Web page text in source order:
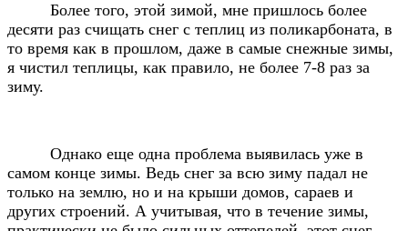
Более того, этой зимой, мне пришлось более
десяти раз счищать снег с теплиц из поликарбоната, в
то время как в прошлом, даже в самые снежные зимы,
я чистил теплицы, как правило, не более 7-8 раз за
зиму.
Однако еще одна проблема выявилась уже в
самом конце зимы. Ведь снег за всю зиму падал не
только на землю, но и на крыши домов, сараев и
других строений. А учитывая, что в течение зимы,